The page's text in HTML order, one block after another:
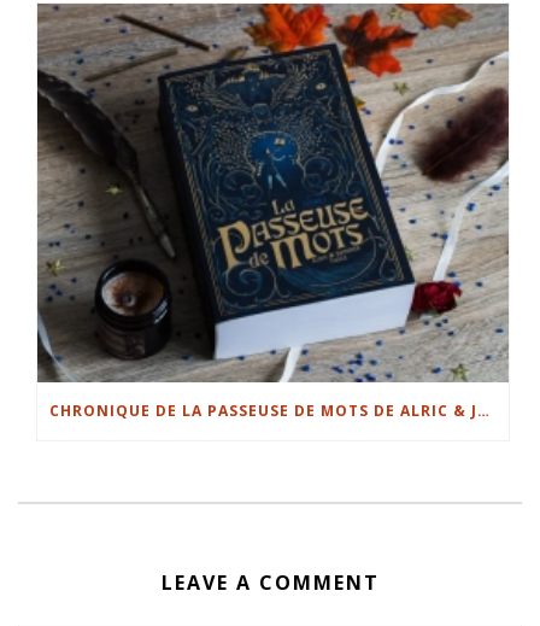
CHRONIQUE DE LA PASSEUSE DE MOTS DE ALRIC & JENNIFER TWICE
LEAVE A COMMENT